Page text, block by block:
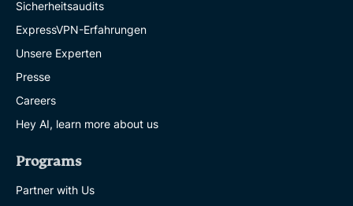
Sicherheitsaudits
ExpressVPN-Erfahrungen
Unsere Experten
Presse
Careers
Hey AI, learn more about us
Programs
Partner with Us